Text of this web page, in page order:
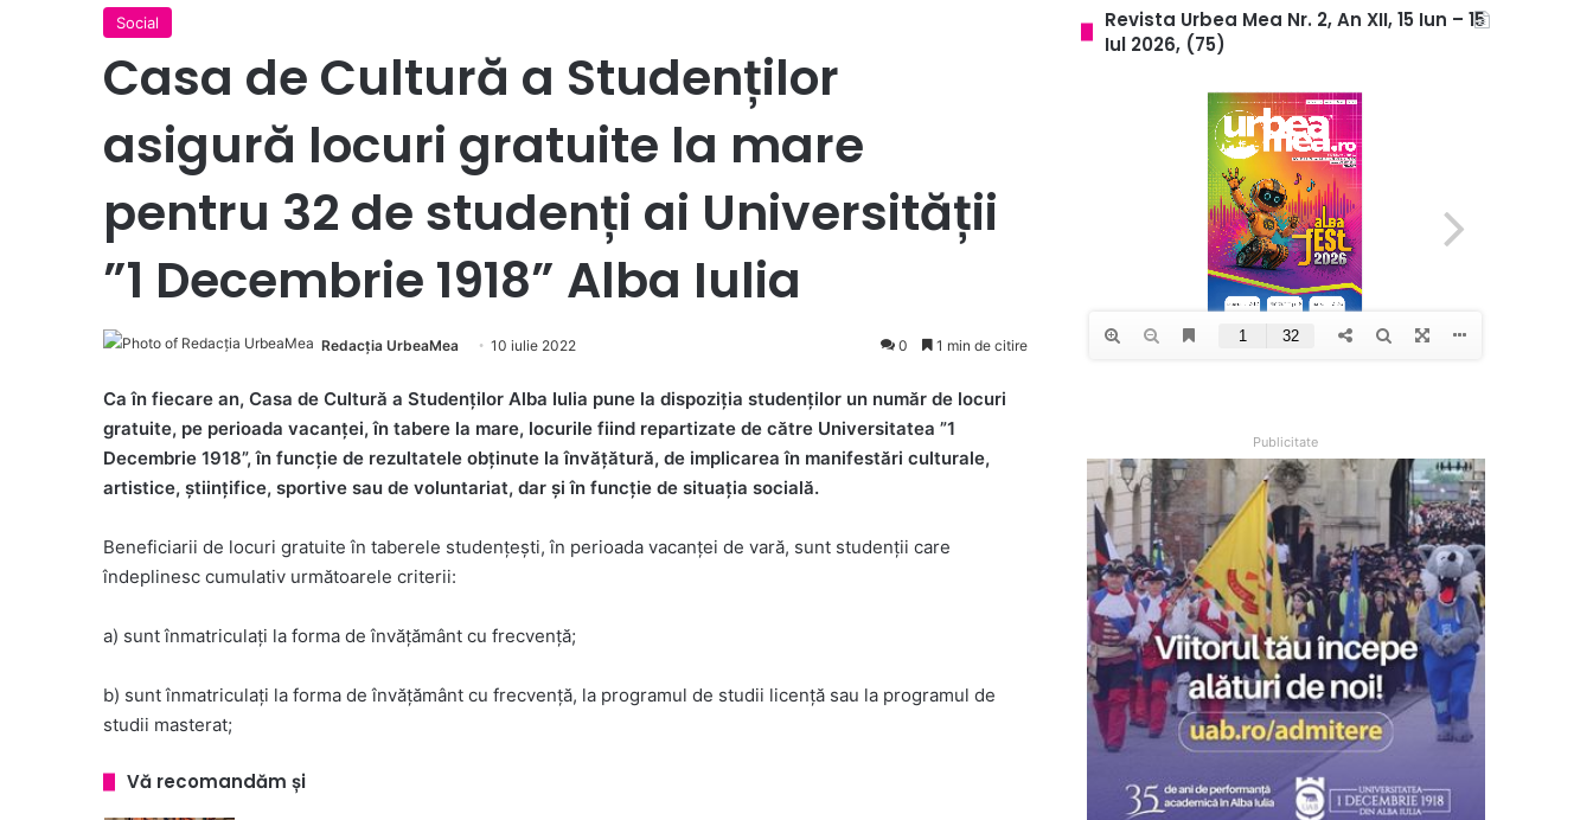
Social
Casa de Cultură a Studenților
asigură locuri gratuite la mare
pentru 32 de studenți ai Universității
”1 Decembrie 1918” Alba Iulia
Redacția UrbeaMea 10 iulie 2022 0 1 min de citire
Ca în fiecare an, Casa de Cultură a Studenților Alba Iulia pune la dispoziția studenților un număr de locuri
gratuite, pe perioada vacanței, în tabere la mare, locurile fiind repartizate de către Universitatea ”1
Decembrie 1918”, în funcție de rezultatele obținute la învățătură, de implicarea în manifestări culturale,
artistice, științifice, sportive sau de voluntariat, dar și în funcție de situația socială.
Beneficiarii de locuri gratuite în taberele studențești, în perioada vacanței de vară, sunt studenții care
îndeplinesc cumulativ următoarele criterii:
a) sunt înmatriculați la forma de învățământ cu frecvență;
b) sunt înmatriculați la forma de învățământ cu frecvență, la programul de studii licență sau la programul de
studii masterat;
Vă recomandăm și
Revista Urbea Mea Nr. 2, An XII, 15 Iun – 15
Iul 2026, (75)
Publicitate